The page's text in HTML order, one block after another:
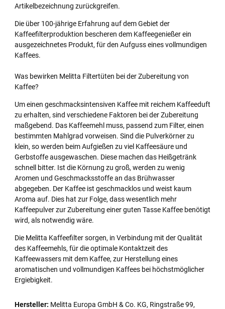
Artikelbezeichnung zurückgreifen.
Die über 100-jährige Erfahrung auf dem Gebiet der
Kaffeefilterproduktion bescheren dem Kaffeegenießer ein
ausgezeichnetes Produkt, für den Aufguss eines vollmundigen
Kaffees.
Was bewirken Melitta Filtertüten bei der Zubereitung von
Kaffee?
Um einen geschmacksintensiven Kaffee mit reichem Kaffeeduft
zu erhalten, sind verschiedene Faktoren bei der Zubereitung
maßgebend. Das Kaffeemehl muss, passend zum Filter, einen
bestimmten Mahlgrad vorweisen. Sind die Pulverkörner zu
klein, so werden beim Aufgießen zu viel Kaffeesäure und
Gerbstoffe ausgewaschen. Diese machen das Heißgetränk
schnell bitter. Ist die Körnung zu groß, werden zu wenig
Aromen und Geschmacksstoffe an das Brühwasser
abgegeben. Der Kaffee ist geschmacklos und weist kaum
Aroma auf. Dies hat zur Folge, dass wesentlich mehr
Kaffeepulver zur Zubereitung einer guten Tasse Kaffee benötigt
wird, als notwendig wäre.
Die Melitta Kaffeefilter sorgen, in Verbindung mit der Qualität
des Kaffeemehls, für die optimale Kontaktzeit des
Kaffeewassers mit dem Kaffee, zur Herstellung eines
aromatischen und vollmundigen Kaffees bei höchstmöglicher
Ergiebigkeit.
Hersteller: Melitta Europa GmbH & Co. KG, Ringstraße 99,